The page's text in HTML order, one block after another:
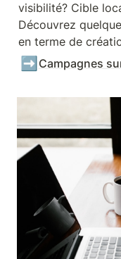
visibilité? Cible
Découvrez
en terme de
➡️ Campagnes